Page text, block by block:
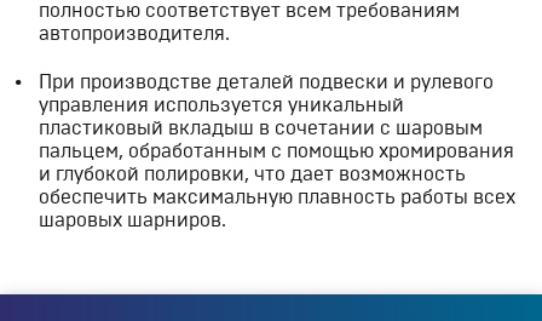
полностью соответствует всем требованиям
автопроизводителя.
При производстве деталей подвески и рулевого
управления используется уникальный
пластиковый вкладыш в сочетании с шаровым
пальцем, обработанным с помощью хромирования
и глубокой полировки, что дает возможность
обеспечить максимальную плавность работы всех
шаровых шарниров.